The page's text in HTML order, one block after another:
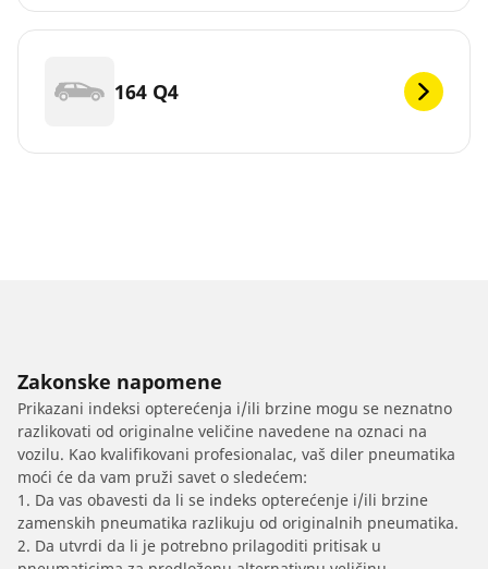
164 Q4
Zakonske napomene
Prikazani indeksi opterećenja i/ili brzine mogu se neznatno
razlikovati od originalne veličine navedene na oznaci na
vozilu. Kao kvalifikovani profesionalac, vaš diler pneumatika
moći će da vam pruži savet o sledećem:
1. Da vas obavesti da li se indeks opterećenje i/ili brzine
zamenskih pneumatika razlikuju od originalnih pneumatika.
2. Da utvrdi da li je potrebno prilagoditi pritisak u